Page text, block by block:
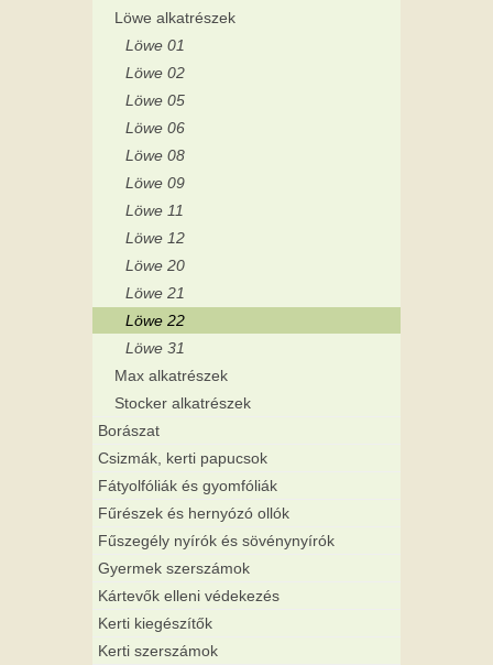
Löwe alkatrészek
Löwe 01
Löwe 02
Löwe 05
Löwe 06
Löwe 08
Löwe 09
Löwe 11
Löwe 12
Löwe 20
Löwe 21
Löwe 22
Löwe 31
Max alkatrészek
Stocker alkatrészek
Borászat
Csizmák, kerti papucsok
Fátyolfóliák és gyomfóliák
Fűrészek és hernyózó ollók
Fűszegély nyírók és sövénynyírók
Gyermek szerszámok
Kártevők elleni védekezés
Kerti kiegészítők
Kerti szerszámok